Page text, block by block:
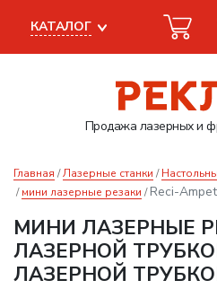
Продажа лазерныхи
КАТАЛОГ
Главная Лазерные станки
мини лазерные резаки
Reci-
МИНИ ЛАЗЕРНЫЕ
ЛАЗЕРНОЙ
ЛАЗЕРНОЙ